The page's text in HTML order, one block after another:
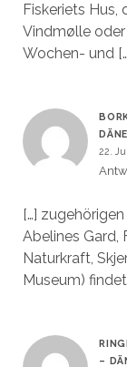
Fiskeriets Hus,
Vindmølle
Wochen- und
22.
[…]
Abelines Gard,
Naturkraft,
Museum)
–